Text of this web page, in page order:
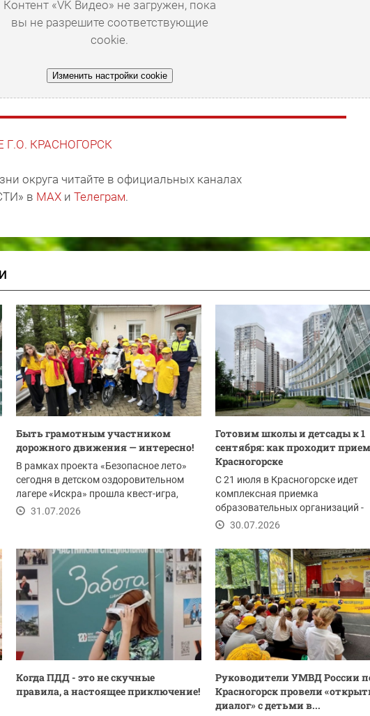
Контент «VK Видео» не загружен, пока
вы не разрешите соответствующие
cookie.
Изменить настройки cookie
Г.О. КРАСНОГОРСК
округа читайте в официальных каналах
в MAX и Телеграм.
Быть грамотным участником
дорожного движения — интересно!
В рамках проекта «Безопасное лето»
сегодня в детском оздоровительном
лагере «Искра» прошла квест-игра,
организованная...
31.07.2026
Готовим школы и детсады к 1
сентября: как проходит
Красногорске
С 21 июля в Красногорске идет
комплексная приемка
образовательных организаций -
комиссия проверяет готовность
30.07.2026
Когда ПДД - это не скучные
правила, а настоящее приключение!
Руководители УМВД России
Красногорск провели
диалог» с детьми в...